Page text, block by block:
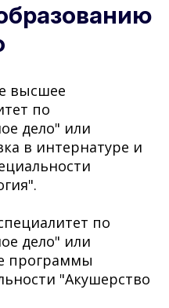
высшее
по
дело" или
в интернатуре и
по
дело" или
программы
"Акушерство